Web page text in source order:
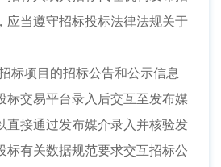
应当遵守招标投标法律法规关于
标项目的招标公告和公示信息
标交易平台录入后交互至发布媒
直接通过发布媒介录入并核验发
标有关数据规范要求交互招标公